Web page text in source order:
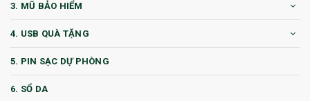
3. MŨ BẢO HIỂM
4. USB QUÀ TẶNG
5. PIN SẠC DỰ PHÒNG
6. SỔ DA